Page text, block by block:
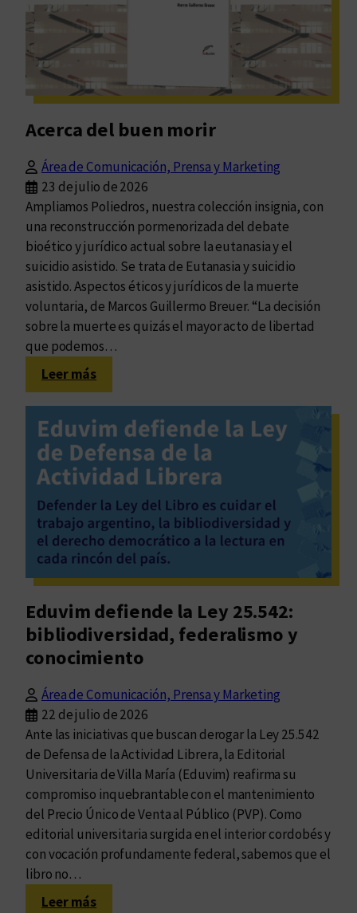
seguridad
y
Córdoba
Acerca del buen morir
Área de Comunicación, Prensa y Marketing
23 de julio de 2026
Ampliamos Poliedros, nuestra colección insignia, con
una reconstrucción pormenorizada del debate
bioético y jurídico actual sobre la eutanasia y el
suicidio asistido. Se trata de Eutanasia y suicidio
asistido. Aspectos éticos y jurídicos de la muerte
voluntaria, de Marcos Guillermo Breuer. “La decisión
sobre la muerte es quizás el mayor acto de libertad
que podemos…
Leer más:
Acerca
buen
morir
Eduvim defiende la Ley 25.542:
bibliodiversidad, federalismo y
conocimiento
Área de Comunicación, Prensa y Marketing
22 de julio de 2026
Ante las iniciativas que buscan derogar la Ley 25.542
de Defensa de la Actividad Librera, la Editorial
Universitaria de Villa María (Eduvim) reafirma su
compromiso inquebrantable con el mantenimiento
del Precio Único de Venta al Público (PVP). Como
editorial universitaria surgida en el interior cordobés y
con vocación profundamente federal, sabemos que el
libro no…
Leer más: